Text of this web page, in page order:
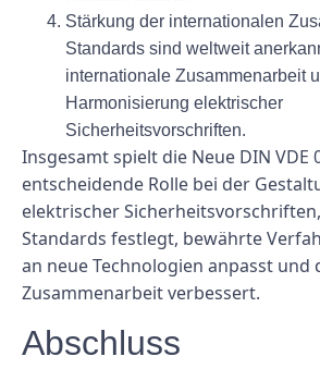
Stärkung der internationalen
Standards sind weltweit
internationale Zusammenarbeit
Harmonisierung elektrischer
Sicherheitsvorschriften.
Insgesamt spielt die Neue DIN VDE
entscheidende Rolle bei der
elektrischer
Standards festlegt, bewährte
an neue Technologien anpasst
Zusammenarbeit verbessert.
Abschluss